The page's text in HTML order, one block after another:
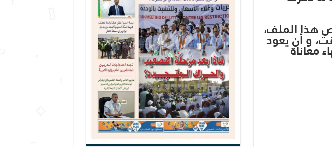
هذا الملف،
و أن يعود
معاناة